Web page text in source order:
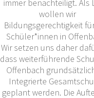
immer benachteiligt. Als
wollen wir
Bildungsgerechtigkeit
Schüler*innen in
Wir setzen uns daher
dass weiterführende
Offenbach
Integrierte
geplant werden. Die